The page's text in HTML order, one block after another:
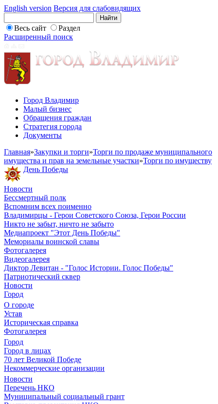
English version Версия для слабовидящих
Весь сайт
Раздел
Расширенный поиск
Город Владимир
Малый бизнес
Обращения граждан
Стратегия города
Документы
Главная»Закупки и торги»Торги по продаже муниципального
имущества и прав на земельные участки»Торги по имуществу
День Победы
Новости
Бессмертный полк
Вспомним всех поименно
Владимирцы - Герои Советского Союза, Герои России
Никто не забыт, ничто не забыто
Медиапроект "Этот День Победы"
Мемориалы воинской славы
Фотогалерея
Видеогалерея
Диктор Левитан - "Голос Истории. Голос Победы"
Патриотический сквер
Новости
Город
О городе
Устав
Историческая справка
Фотогалерея
Город
Город в лицах
70 лет Великой Победе
Некоммерческие организации
Новости
Перечень НКО
Муниципальный социальный грант